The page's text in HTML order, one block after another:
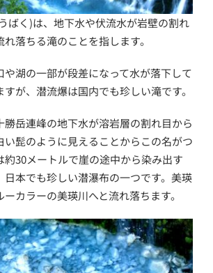
ばく)は、地下水や伏流水が岩壁の割れ
落ちる滝のことを指します。
や湖の一部が段差になって水が落下して
が、潜流爆は国内でも珍しい滝です。
勝岳連峰の地下水が溶岩層の割れ目から
い髭のように見えることからこの名がつ
約30メートルで崖の途中から染み出す
日本でも珍しい潜瀑布の一つです。美瑛
カラーの美瑛川へと流れ落ちます。